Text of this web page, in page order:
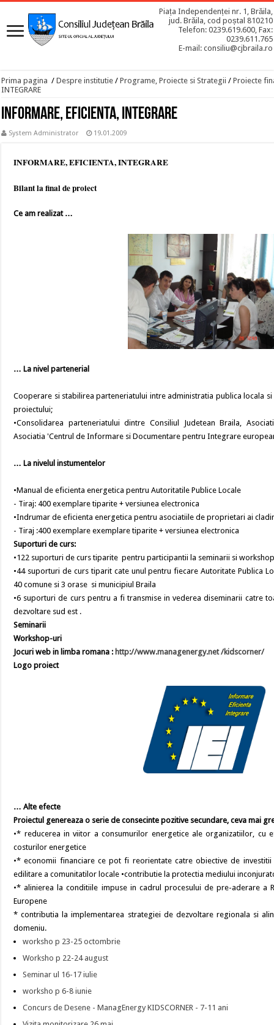
Piața Independenței nr. 1, Brăila,
jud. Brăila, cod poștal 810210
Telefon: 0239.619.600, Fax:
0239.611.765
E-mail: consiliu@cjbraila.ro
Prima pagina / Despre institutie / Programe, Proiecte si Strategii / Proiecte
INTEGRARE
INFORMARE, EFICIENTA, INTEGRARE
System Administrator 19.01.2009
INFORMARE, EFICIENTA, INTEGRARE
Bilant la final de proiect
Ce am realizat …
… La nivel partenerial
Cooperare si stabilirea parteneriatului intre administratia publica locala
proiectului;
•Consolidarea parteneriatului dintre Consiliul Judetean Braila,
Asociatia 'Centrul de Informare si Documentare pentru Integrare
… La nivelul instumentelor
•Manual de eficienta energetica pentru Autoritatile Publice Locale
- Tiraj: 400 exemplare tiparite + versiunea electronica
•Indrumar de eficienta energetica pentru asociatiile de proprietari ai
- Tiraj :400 exemplare exemplare tiparite + versiunea electronica
Suporturi de curs:
•122 suporturi de curs tiparite pentru participantii la seminarii si
•44 suporturi de curs tiparit cate unul pentru fiecare Autoritate Publica
40 comune si 3 orase si municipiul Braila
•6 suporturi de curs pentru a fi transmise in vederea diseminarii catre
dezvoltare sud est .
Seminarii
Workshop-uri
Jocuri web in limba romana : http://www.managenergy.net /kidscorner/
Logo proiect
… Alte efecte
Proiectul genereaza o serie de consecinte pozitive secundare, ceva mai
•* reducerea in viitor a consumurilor energetice ale organizatiilor, cu
costurilor energetice
•* economii financiare ce pot fi reorientate catre obiective de
edilitare a comunitatilor locale •contributie la protectia mediului
•* alinierea la conditiile impuse in cadrul procesului de pre-aderare a
Europene
* contributia la implementarea strategiei de dezvoltare regionala si
domeniu.
worksho p 23-25 octombrie
Worksho p 22-24 august
Seminar ul 16-17 iulie
worksho p 6-8 iunie
Concurs de Desene - ManagEnergy KIDSCORNER - 7-11 ani